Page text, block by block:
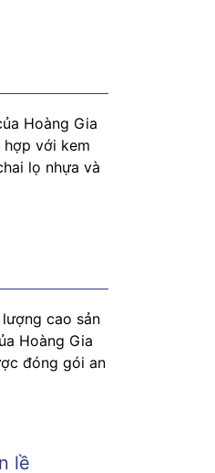
Hoàng Gia
với kem
lọ nhựa và
cao sản
Hoàng Gia
đóng gói an
lề